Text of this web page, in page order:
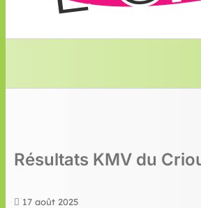
Résultats KMV du
17 août 2025